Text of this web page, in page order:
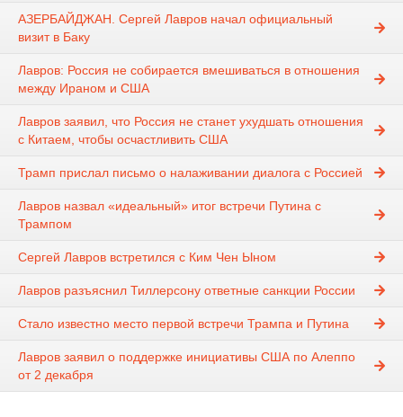
АЗЕРБАЙДЖАН. Сергей Лавров начал официальный
визит в Баку
Лавров: Россия не собирается вмешиваться в отношения
между Ираном и США
Лавров заявил, что Россия не станет ухудшать отношения
с Китаем, чтобы осчастливить США
Трамп прислал письмо о налаживании диалога с Россией
Лавров назвал «идеальный» итог встречи Путина с
Трампом
Сергей Лавров встретился с Ким Чен Ыном
Лавров разъяснил Тиллерсону ответные санкции России
Стало известно место первой встречи Трампа и Путина
Лавров заявил о поддержке инициативы США по Алеппо
от 2 декабря